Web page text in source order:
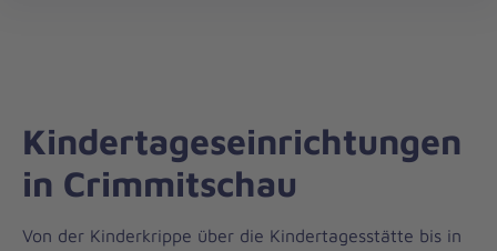
zum
Kindertageseinrichtungen
in Crimmitschau
Von der Kinderkrippe über die Kindertagesstätte bis in